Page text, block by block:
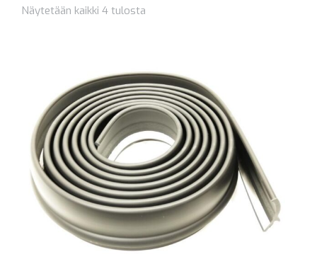
Näytetään kaikki 4 tulosta